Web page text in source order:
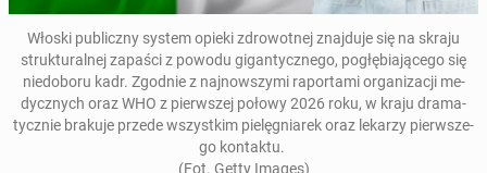
Włoski pu­blicz­ny system opieki zdro­wot­nej znaj­du­je się na skraju
struk­tu­ral­nej zapaści z powodu gi­gan­tycz­ne­go, po­głę­bia­ją­ce­go się
nie­do­bo­ru kadr. Zgodnie z naj­now­szy­mi ra­por­ta­mi or­ga­ni­za­cji me­
dycz­nych oraz WHO z pierw­szej połowy 2026 roku, w kraju dra­ma­
tycz­nie brakuje przede wszyst­kim pie­lę­gnia­rek oraz lekarzy pierw­sze­
go kon­tak­tu.
(Fot. Getty Images)